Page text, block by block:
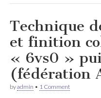
Technique
et finition
« 6vs0 »
(fédération
byadmin • 1 Comment